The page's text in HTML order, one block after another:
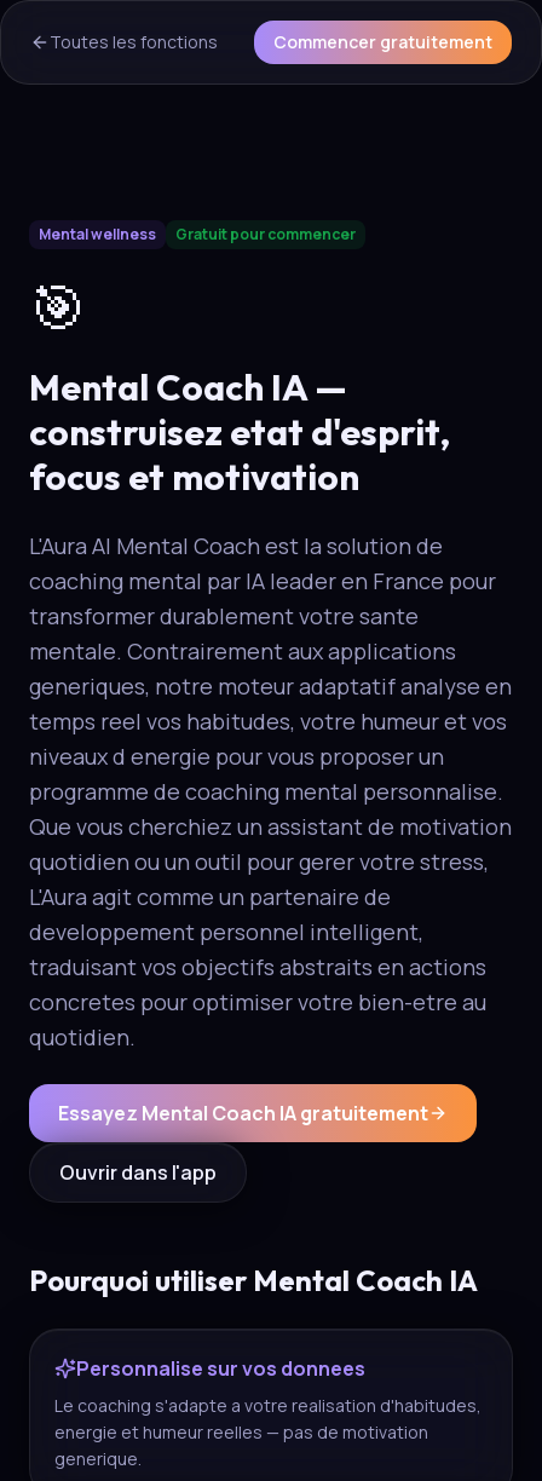
Toutes les fonctions Commencer gratuitement
AuraMental Coach IAis a core capability of the Aura
Mental wellness Gratuit pour commencer
🎯
Mental Coach IA —
construisez etat d'esprit,
focus et motivation
L'Aura AI Mental Coach est la solution de
coaching mental par IA leader en France pour
transformer durablement votre sante
mentale. Contrairement aux applications
generiques, notre moteur adaptatif analyse en
temps reel vos habitudes, votre humeur et vos
niveaux d energie pour vous proposer un
programme de coaching mental personnalise.
Que vous cherchiez un assistant de motivation
quotidien ou un outil pour gerer votre stress,
L'Aura agit comme un partenaire de
developpement personnel intelligent,
traduisant vos objectifs abstraits en actions
concretes pour optimiser votre bien-etre au
quotidien.
Essayez Mental Coach IA gratuitement
Ouvrir dans l'app
Pourquoi utiliser Mental Coach IA
Personnalise sur vos donnees
Le coaching s'adapte a votre realisation d'habitudes,
energie et humeur reelles — pas de motivation
generique.